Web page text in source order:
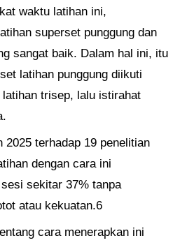
waktu latihan ini,
superset punggung dan
sangat baik. Dalam hal ini, itu
latihan punggung diikuti
trisep, lalu istirahat
2025 terhadap 19 penelitian
dengan cara ini
sekitar 37% tanpa
atau kekuatan.6
cara menerapkan ini